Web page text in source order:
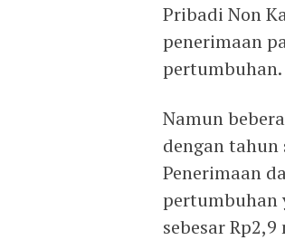
Pribadi Non
penerimaan
pertumbuhan.
Namun
dengan tahun
Penerimaan
pertumbuhan
sebesar